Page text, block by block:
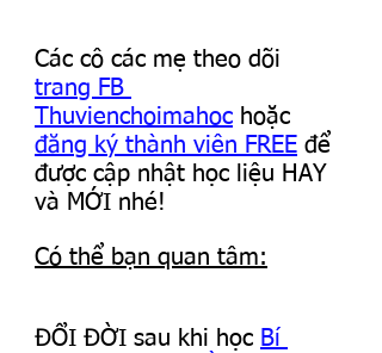
Các cô các mẹ theo dõi
trang FB
Thuvienchoimahoc hoặc
đăng ký thành viên FREE để
được cập nhật học liệu HAY
và MỚI nhé!
Có thể bạn quan tâm:
ĐỔI ĐỜI sau khi học Bí